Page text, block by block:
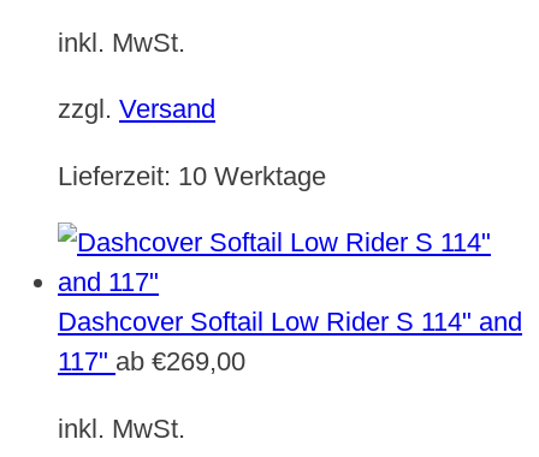
inkl. MwSt.
zzgl. Versand
Lieferzeit: 10 Werktage
Dashcover Softail Low Rider S 114" and
117" ab €269,00
inkl. MwSt.